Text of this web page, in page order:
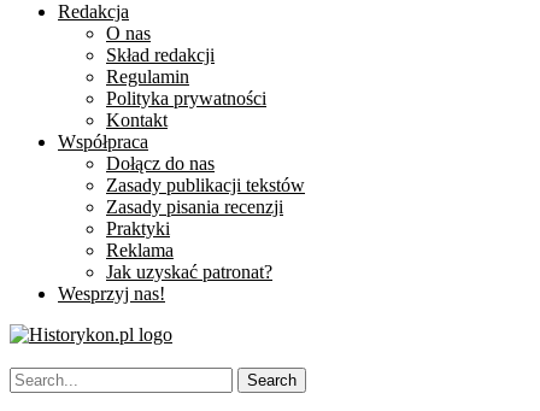
Redakcja
O nas
Skład redakcji
Regulamin
Polityka prywatności
Kontakt
Współpraca
Dołącz do nas
Zasady publikacji tekstów
Zasady pisania recenzji
Praktyki
Reklama
Jak uzyskać patronat?
Wesprzyj nas!